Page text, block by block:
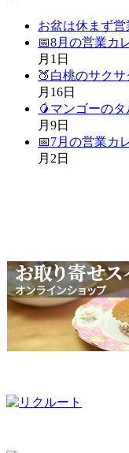
お盆は休まず営
📅8月の営業カ
月1日
🍑白桃のサクサ
月16日
🥭マンゴーの
月9日
📅7月の営業カ
月2日